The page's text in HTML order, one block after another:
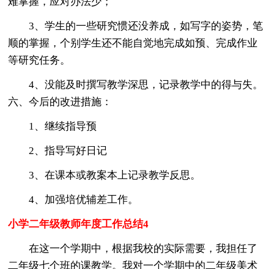
3、学生的一些研究惯还没养成，如写字的姿势，笔
顺的掌握，个别学生还不能自觉地完成如预、完成作业
等研究任务。
4、没能及时撰写教学深思，记录教学中的得与失。
六、今后的改进措施：
1、继续指导预
2、指导写好日记
3、在课本或教案本上记录教学反思。
4、加强培优辅差工作。
小学二年级教师年度工作总结4
在这一个学期中，根据我校的实际需要，我担任了
二年级七个班的课教学。我对一个学期中的二年级美术